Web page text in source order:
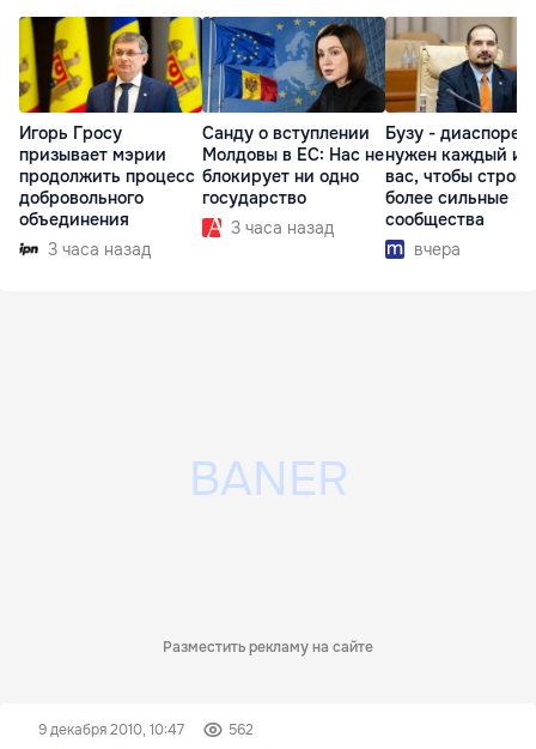
Игорь Гросу
призывает мэрии
продолжить процесс
добровольного
объединения
3 часа назад
Санду о вступлении
Молдовы в ЕС: Нас не
блокирует ни одно
государство
3 часа назад
Бузу - диаспоре:
нужен каждый из
вас, чтобы
более сильные
сообщества
вчера
Разместить рекламу на сайте
9 декабря 2010, 10:47 562